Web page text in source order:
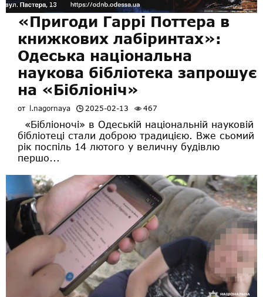
«Пригоди Гаррі Поттера в
книжкових лабіринтах»:
Одеська національна
наукова бібліотека запрошує
на «Бібліоніч»
от l.nagornaya 2025-02-13 467
«Бібліоночі» в Одеській національній науковій
бібліотеці стали доброю традицією. Вже сьомий
рік поспіль 14 лютого у величну будівлю
першо...